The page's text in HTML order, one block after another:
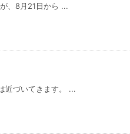
、8月21日から ...
近づいてきます。 ...